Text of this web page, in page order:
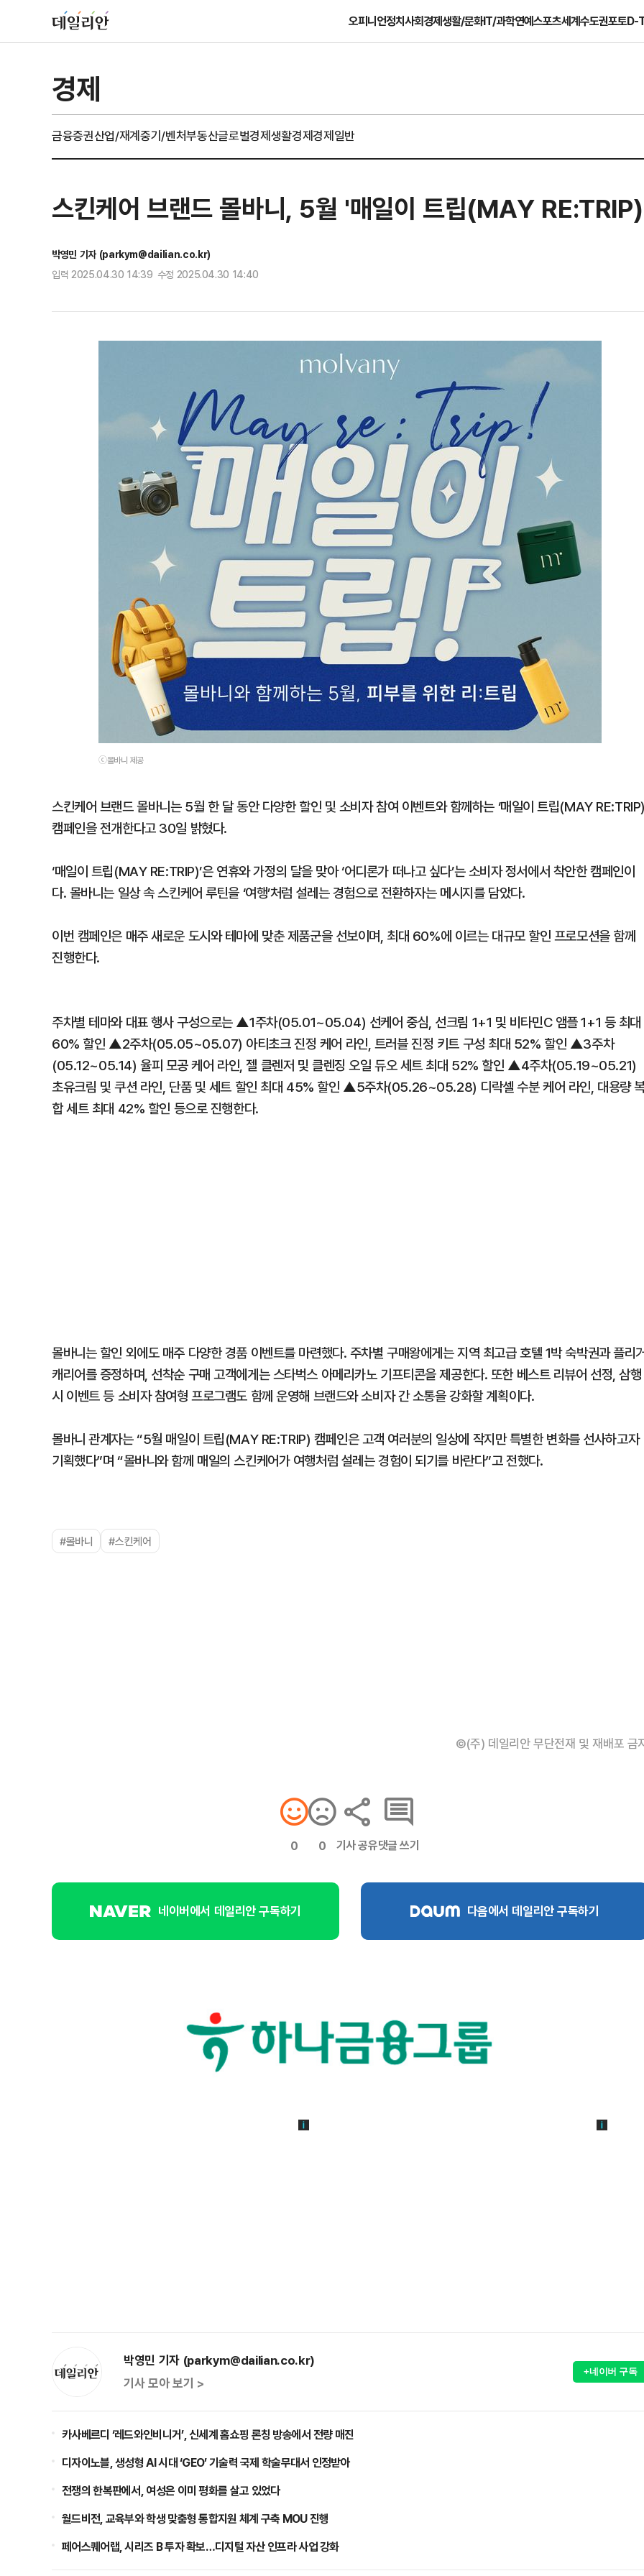
오피니언정치사회경제생활/문화IT/과학연예스포츠세계수도권포토D-
경제
금융증권산업/재계중기/벤처부동산글로벌경제생활경제경제일반
스킨케어 브랜드 몰바니, 5월 '매일이 트립(MAY
박영민 기자 (parkym@dailian.co.kr)
입력 2025.04.30 14:39 수정 2025.04.30 14:40
ⓒ몰바니 제공
스킨케어 브랜드 몰바니는 5월 한 달 동안 다양한 할인 및 소비자 참여 이벤트와 함께하는 ‘매일이 트립(MAY
캠페인을 전개한다고 30일 밝혔다.
‘매일이 트립(MAY RE:TRIP)’은 연휴와 가정의 달을 맞아 ‘어디론가 떠나고 싶다’는 소비자 정서에서 착안한 캠페인이
다. 몰바니는 일상 속 스킨케어 루틴을 ‘여행’처럼 설레는 경험으로 전환하자는 메시지를 담았다.
이번 캠페인은 매주 새로운 도시와 테마에 맞춘 제품군을 선보이며, 최대 60%에 이르는 대규모 할인 프로모션을 함께
진행한다.
주차별 테마와 대표 행사 구성으로는 ▲1주차(05.01~05.04) 선케어 중심, 선크림 1+1 및 비타민C 앰플 1+1 등 최대
60% 할인 ▲2주차(05.05~05.07) 아티초크 진정 케어 라인, 트러블 진정 키트 구성 최대 52% 할인 ▲3주차
(05.12~05.14) 율피 모공 케어 라인, 젤 클렌저 및 클렌징 오일 듀오 세트 최대 52% 할인 ▲4주차(05.19~05.21)
초유크림 및 쿠션 라인, 단품 및 세트 할인 최대 45% 할인 ▲5주차(05.26~05.28) 디락셀 수분 케어 라인, 대용량
합 세트 최대 42% 할인 등으로 진행한다.
몰바니는 할인 외에도 매주 다양한 경품 이벤트를 마련했다. 주차별 구매왕에게는 지역 최고급 호텔 1박 숙박권과 플리
캐리어를 증정하며, 선착순 구매 고객에게는 스타벅스 아메리카노 기프티콘을 제공한다. 또한 베스트 리뷰어 선정, 삼행
시 이벤트 등 소비자 참여형 프로그램도 함께 운영해 브랜드와 소비자 간 소통을 강화할 계획이다.
몰바니 관계자는 “5월 매일이 트립(MAY RE:TRIP) 캠페인은 고객 여러분의 일상에 작지만 특별한 변화를 선사하고자
기획했다”며 “몰바니와 함께 매일의 스킨케어가 여행처럼 설레는 경험이 되기를 바란다”고 전했다.
#몰바니 #스킨케어
©(주) 데일리안 무단전재 및 재배포 금
0 0 기사 공유댓글 쓰기
네이버에서 데일리안 구독하기 다음에서 데일리안 구독하기
박영민 기자 (parkym@dailian.co.kr)
기사 모아 보기 >
+네이버 구독
카사베르디 ‘레드와인비니거’, 신세계 홈쇼핑 론칭 방송에서 전량 매진
디자이노블, 생성형 AI 시대 ‘GEO’ 기술력 국제 학술무대서 인정받아
전쟁의 한복판에서, 여성은 이미 평화를 살고 있었다
월드비전, 교육부와 학생 맞춤형 통합지원 체계 구축 MOU 진행
페어스퀘어랩, 시리즈 B 투자 확보…디지털 자산 인프라 사업 강화